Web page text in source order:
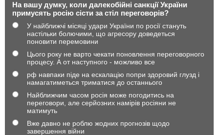
На вашу думку, коли далекобійні санкції України
примусять росію сісти за стіл переговорів?
У найближчі місяці удари України по росії стануть
настільки болючими, що агресору доведеться
поновити перемовини
Цього року не варто чекати поновлення переговорного
процесу. А от наступного - можливо все
рф навпаки піде на ескалацію попри здоровий глузд і
намагатиметься триматися до останнього
Найближчим часом росія може погодитись на
переговори, але серйозних намірів росіяни не
матимуть
Вже давно не роблю жодних прогнозів щодо
завершення війни